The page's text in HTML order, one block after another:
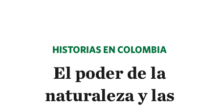
HISTORIAS EN COLOMBIA
El poder de la
naturaleza y las